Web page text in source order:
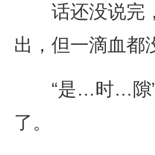
话还没说完，
出，但一滴血都
“是…时…隙”
了。